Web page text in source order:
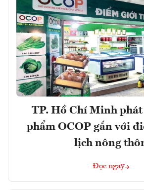
TP. Hồ Chí Minh
phẩm OCOP gắn với
lịch nông
Đọc ngay